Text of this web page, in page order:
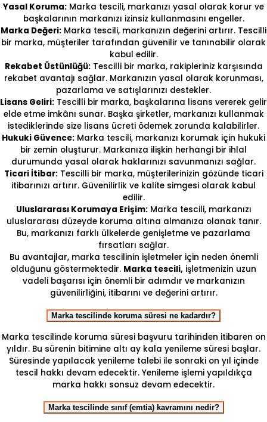
Yasal Koruma: Marka tescili, markanızı yasal olarak korur ve
başkalarının markanızı izinsiz kullanmasını engeller.
Marka Değeri: Marka tescili, markanızın değerini artırır. Tescilli
bir marka, müşteriler tarafından güvenilir ve tanınabilir olarak
kabul edilir.
Rekabet Üstünlüğü:Tescilli bir marka, rakipleriniz karşısında
rekabet avantajı sağlar. Markanızın yasal olarak korunması,
pazarlama ve satışlarınızı destekler.
Lisans Geliri: Tescilli bir marka, başkalarına lisans vererek gelir
elde etme imkânı sunar. Başka şirketler, markanızı kullanmak
istediklerinde size lisans ücreti ödemek zorunda kalabilirler.
Hukuki Güvence: Marka tescili, markanızı korumak için hukuki
bir zemin oluşturur. Markanıza ilişkin herhangi bir ihlal
durumunda yasal olarak haklarınızı savunmanızı sağlar.
Ticari İtibar:Tescilli bir marka, müşterilerinizin gözünde ticari
itibarınızı artırır. Güvenilirlik ve kalite simgesi olarak kabul
edilir.
Uluslararası Korumaya Erişim:Marka tescili, markanızı
uluslararası düzeyde koruma altına almanıza olanak tanır.
Bu, markanızı farklı ülkelerde genişletme ve pazarlama
fırsatları sağlar.
Bu avantajlar, marka tescilinin işletmeler için neden önemli
olduğunu göstermektedir. Marka tescili, işletmenizin uzun
vadeli başarısı için önemli bir adımdır ve markanızın
güvenilirliğini, itibarını ve değerini artırır.
Marka tescilinde koruma süresi ne kadardır?
Marka tescilinde koruma süresi başvuru tarihinden itibaren on
yıldır. Bu sürenin bitimine altı ay kala yenileme süresi başlar.
Süresinde yapılacak yenileme talebi ile sonraki on yıl içinde
tescil hakkı devam edecektir. Yenileme işlemi yapıldıkça
marka hakkı sonsuz devam edecektir.
Marka tescilinde sınıf (emtia) kavramını nedir?